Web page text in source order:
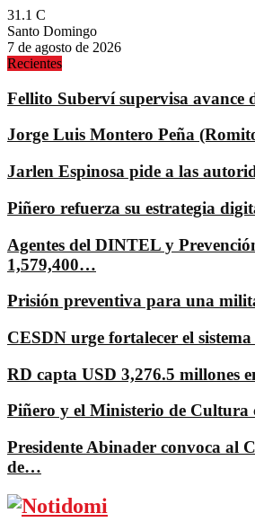
31.1 C
Santo Domingo
7 de agosto de 2026
Recientes
Fellito Suberví supervisa avance
Jorge Luis Montero Peña
Jarlen Espinosa pide a las
Piñero refuerza su estrategia
Agentes del DINTEL y
1,579,400…
Prisión preventiva para una
CESDN urge fortalecer el
RD capta USD 3,276.5 millones
Piñero y el Ministerio de
Presidente Abinader convoca al
de…
Facebook
Twitter
Instagram
Pinterest
Youtube